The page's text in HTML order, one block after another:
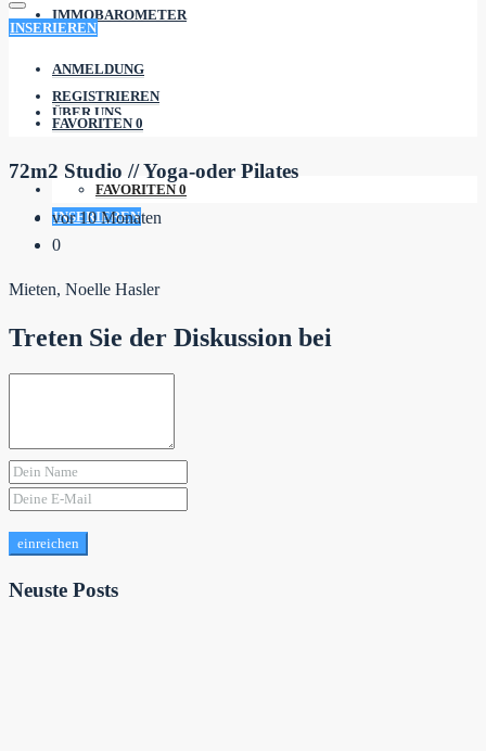
IMMOBAROMETER
ÜBER UNS
FAVORITEN 0
INSERIEREN
INSERIEREN
ANMELDUNG
REGISTRIEREN
FAVORITEN 0
72m2 Studio // Yoga-oder Pilates
vor 10 Monaten
0
Mieten, Noelle Hasler
Treten Sie der Diskussion bei
einreichen
Neuste Posts